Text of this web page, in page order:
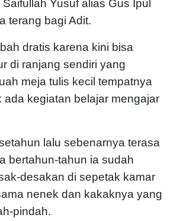
Yusuf alias Gus Ipul
terang bagi Adit.
dratis karena kini bisa
di ranjang sendiri yang
meja tulis kecil tempatnya
ada kegiatan belajar mengajar
lalu sebenarnya terasa
bertahun-tahun ia sudah
desakan di sepetak kamar
nenek dan kakaknya yang
pindah.